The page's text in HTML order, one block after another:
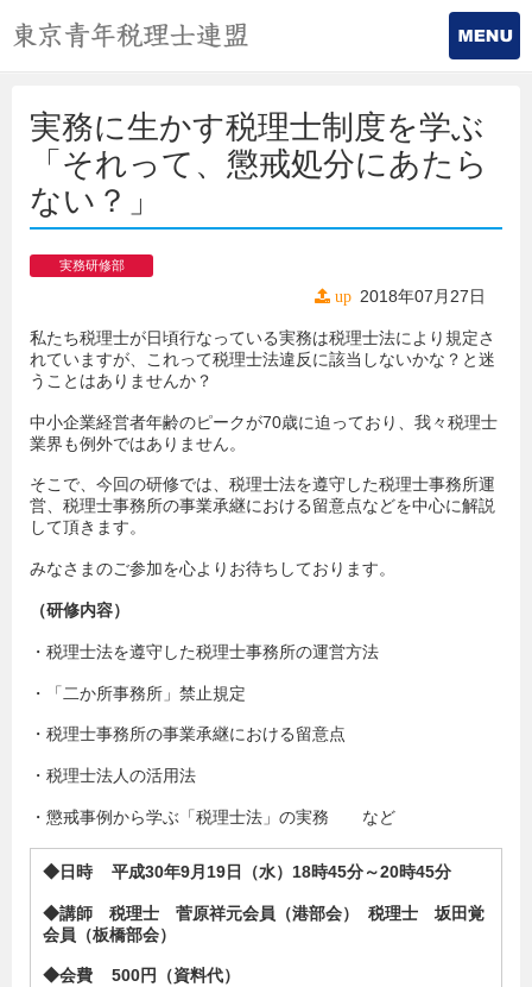
実務に生かす税理士制度を学ぶ
「それって、懲戒処分にあたら
ない？」
実務研修部
up 2018年07月27日
私たち税理士が日頃行なっている実務は税理士法により規定さ
れていますが、これって税理士法違反に該当しないかな？と迷
うことはありませんか？
中小企業経営者年齢のピークが70歳に迫っており、我々税理士
業界も例外ではありません。
そこで、今回の研修では、税理士法を遵守した税理士事務所運
営、税理士事務所の事業承継における留意点などを中心に解説
して頂きます。
みなさまのご参加を心よりお待ちしております。
（研修内容）
・税理士法を遵守した税理士事務所の運営方法
・「二か所事務所」禁止規定
・税理士事務所の事業承継における留意点
・税理士法人の活用法
・懲戒事例から学ぶ「税理士法」の実務 など
◆日時 平成30年9月 19日（水） 18時45分～20時45分
◆講師 税理士 菅原祥元会員（港部会） 税理士 坂田覚
会員（板橋部会）
◆会費 500円（資料代）